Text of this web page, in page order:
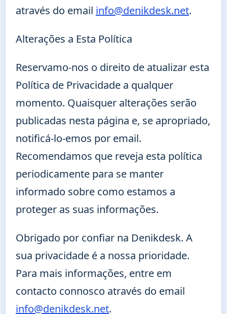
através do email info@denikdesk.net.
Alterações a Esta Política
Reservamo-nos o direito de atualizar esta
Política de Privacidade a qualquer
momento. Quaisquer alterações serão
publicadas nesta página e, se apropriado,
notificá-lo-emos por email.
Recomendamos que reveja esta política
periodicamente para se manter
informado sobre como estamos a
proteger as suas informações.
Obrigado por confiar na Denikdesk. A
sua privacidade é a nossa prioridade.
Para mais informações, entre em
contacto connosco através do email
info@denikdesk.net.